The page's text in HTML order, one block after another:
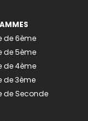
de 6ème
de 5ème
de 4ème
de 3ème
de Seconde